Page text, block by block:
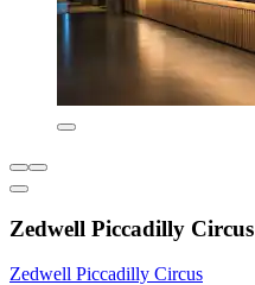
Zedwell Piccadilly Circus
Zedwell Piccadilly Circus